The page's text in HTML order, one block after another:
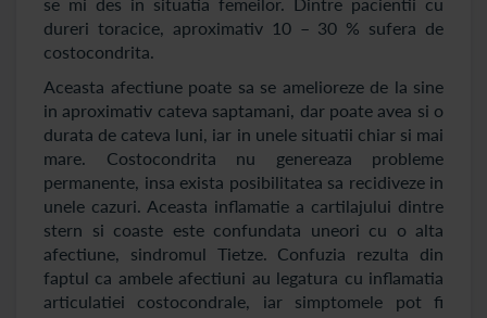
dureri toracice, aproximativ 10 – 30 % sufera de
costocondrita.
Aceasta afectiune poate sa se amelioreze de la sine
in aproximativ cateva saptamani, dar poate avea si o
durata de cateva luni, iar in unele situatii chiar si mai
mare. Costocondrita nu genereaza probleme
permanente, insa exista posibilitatea sa recidiveze in
unele cazuri. Aceasta inflamatie a cartilajului dintre
stern si coaste este confundata uneori cu o alta
afectiune, sindromul Tietze. Confuzia rezulta din
faptul ca ambele afectiuni au legatura cu inflamatia
articulatiei costocondrale, iar simptomele pot fi